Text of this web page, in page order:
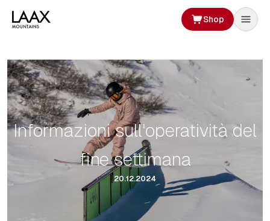
Shop
Informazioni sull'operatività del
fine settimana
20.12.2024